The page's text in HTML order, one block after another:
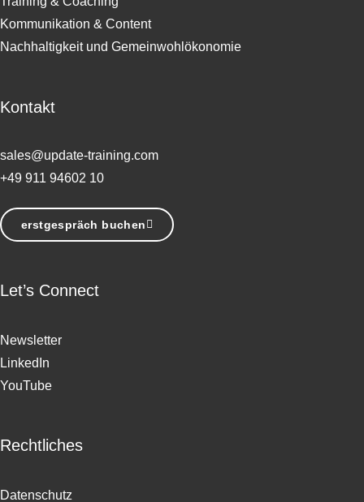
Kommunikation & Content
Nachhaltigkeit und Gemeinwohlökonomie
Kontakt
sales@update-training.com
+49 911 94602 10
erstgespräch buchen
Let’s Connect
Newsletter
LinkedIn
YouTube
Rechtliches
Datenschutz